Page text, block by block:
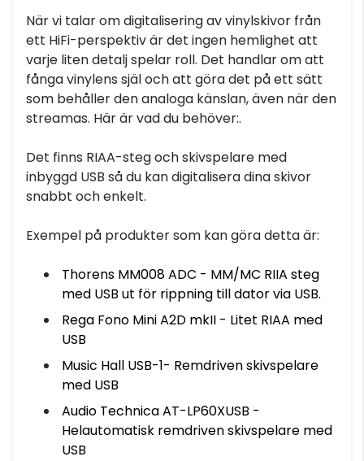
När vi talar om digitalisering av vinylskivor från
ett HiFi-perspektiv är det ingen hemlighet att
varje liten detalj spelar roll. Det handlar om att
fånga vinylens själ och att göra det på ett sätt
som behåller den analoga känslan, även när den
streamas. Här är vad du behöver:.
Det finns RIAA-steg och skivspelare med
inbyggd USB så du kan digitalisera dina skivor
snabbt och enkelt.
Exempel på produkter som kan göra detta är:
Thorens MM008 ADC - MM/MC RIIA steg
med USB ut för rippning till dator via USB.
Rega Fono Mini A2D mkII - Litet RIAA med
USB
Music Hall USB-1- Remdriven skivspelare
med USB
Audio Technica AT-LP60XUSB -
Helautomatisk remdriven skivspelare med
USB